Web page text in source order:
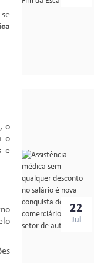
, o
o
e
22
Jul